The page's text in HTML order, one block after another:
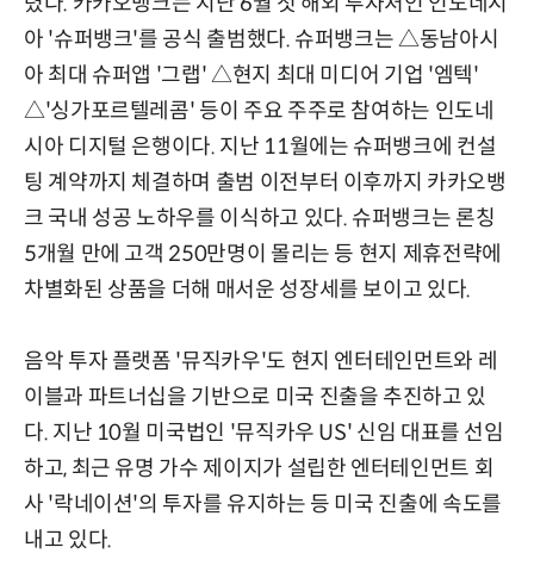
아 '슈퍼뱅크'를 공식 출범했다. 슈퍼뱅크는 △동남아시
아 최대 슈퍼앱 '그랩' △현지 최대 미디어 기업 '엠텍'
△'싱가포르텔레콤' 등이 주요 주주로 참여하는 인도네
시아 디지털 은행이다. 지난 11월에는 슈퍼뱅크에 컨설
팅 계약까지 체결하며 출범 이전부터 이후까지 카카오뱅
크 국내 성공 노하우를 이식하고 있다. 슈퍼뱅크는 론칭
5개월 만에 고객 250만명이 몰리는 등 현지 제휴전략에
차별화된 상품을 더해 매서운 성장세를 보이고 있다.
음악 투자 플랫폼 '뮤직카우'도 현지 엔터테인먼트와 레
이블과 파트너십을 기반으로 미국 진출을 추진하고 있
다. 지난 10월 미국법인 '뮤직카우 US' 신임 대표를 선임
하고, 최근 유명 가수 제이지가 설립한 엔터테인먼트 회
사 '락네이션'의 투자를 유지하는 등 미국 진출에 속도를
내고 있다.